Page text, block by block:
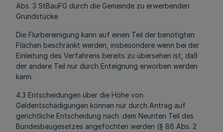
Abs. 3 StBauFG durch die Gemeinde zu erwerbenden
Grundstücke.
Die Flurbereinigung kann auf einen Teil der benötigten
Flächen beschränkt werden, insbesondere wenn bei der
Einleitung des Verfahrens bereits zu übersehen ist, daß
der andere Teil nur durch Enteignung erworben werden
kann.
4.3 Entscheidungen über die Höhe von
Geldentschädigungen können nur durch Antrag auf
gerichtliche Entscheidung nach .dem Neunten Teil des
Bundesbaugesetzes angefochten werden (§ 86 Abs. 2